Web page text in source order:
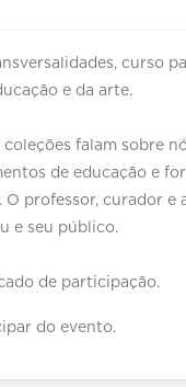
curso
e da arte.
falam sobre
de educação e
professor, curador
e seu público.
de participação.
do evento.